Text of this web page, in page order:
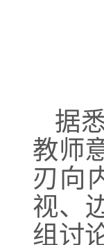
据
教师
刃向
视、
组讨